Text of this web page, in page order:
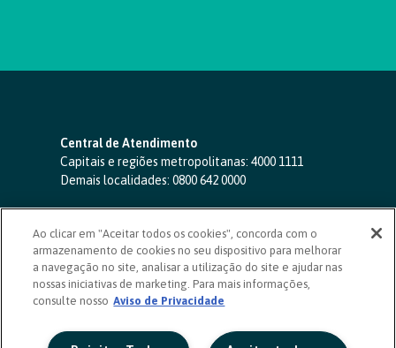
Central de Atendimento
Capitais e regiões metropolitanas: 4000 1111
Demais localidades: 0800 642 0000
SAC 24 horas-0800 724 4420
Ouvidoria
0800 725 0996
(de segunda a sexta, das 8h às 20h)
ouvidoriasicoob.com.br
Deficientes auditivos ou de fala
Ao clicar em "Aceitar todos os cookies", concorda com o
armazenamento de cookies no seu dispositivo para melhorar
a navegação no site, analisar a utilização do site e ajudar nas
nossas iniciativas de marketing. Para mais informações,
consulte nosso Aviso de Privacidade